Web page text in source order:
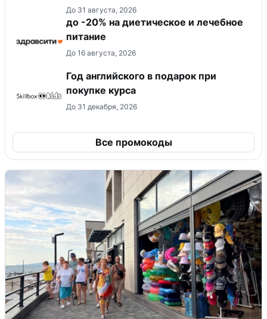
До 31 августа, 2026
до -20% на диетическое и лечебное
питание
До 16 августа, 2026
Год английского в подарок при
покупке курса
До 31 декабря, 2026
Все промокоды